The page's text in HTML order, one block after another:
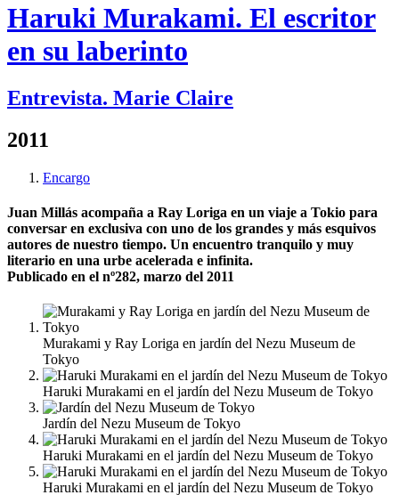
Haruki Murakami. El escritor
en su laberinto
Entrevista. Marie Claire
2011
Encargo
Juan Millás acompaña a Ray Loriga en un viaje a Tokio para
conversar en exclusiva con uno de los grandes y más esquivos
autores de nuestro tiempo. Un encuentro tranquilo y muy
literario en una urbe acelerada e infinita.
Publicado en el nº282, marzo del 2011
Murakami y Ray Loriga en jardín del Nezu Museum de
Tokyo
Haruki Murakami en el jardín del Nezu Museum de Tokyo
Jardín del Nezu Museum de Tokyo
Haruki Murakami en el jardín del Nezu Museum de Tokyo
Haruki Murakami en el jardín del Nezu Museum de Tokyo